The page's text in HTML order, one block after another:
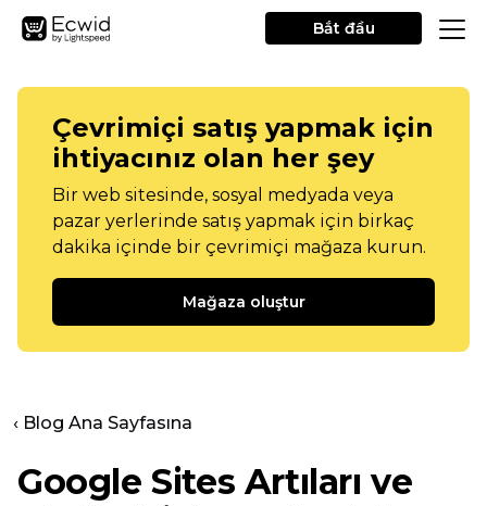
Bắt đầu
Çevrimiçi satış yapmak için
ihtiyacınız olan her şey
Bir web sitesinde, sosyal medyada veya
pazar yerlerinde satış yapmak için birkaç
dakika içinde bir çevrimiçi mağaza kurun.
Mağaza oluştur
‹ Blog Ana Sayfasına
Google Sites Artıları ve